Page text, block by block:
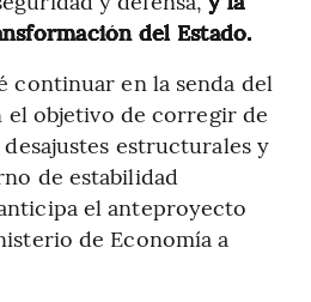
del Estado.
continuar en la senda del
objetivo de corregir de
estructurales y
de estabilidad
el anteproyecto
de Economía a